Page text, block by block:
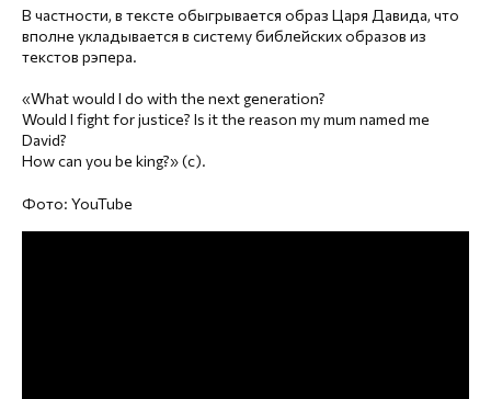
В частности, в тексте обыгрывается образ Царя Давида, что
вполне укладывается в систему библейских образов из
текстов рэпера.
«What would I do with the next generation?
Would I fight for justice? Is it the reason my mum named me
David?
How can you be king?» (с).
Фото: YouTube